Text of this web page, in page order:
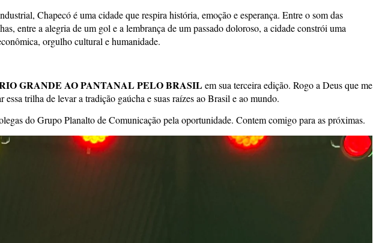
Chapecó é uma cidade que respira história, emoção e esperança. Entre o som das
entre a alegria de um gol e a lembrança de um passado doloroso, a cidade constrói uma
orgulho cultural e humanidade.
GRANDE AO PANTANAL PELO BRASILem sua terceira edição. Rogo a Deus que me
trilha de levar a tradição gaúcha e suas raízes ao Brasil e ao mundo.
do Grupo Planalto de Comunicação pela oportunidade. Contem comigo para as próximas.